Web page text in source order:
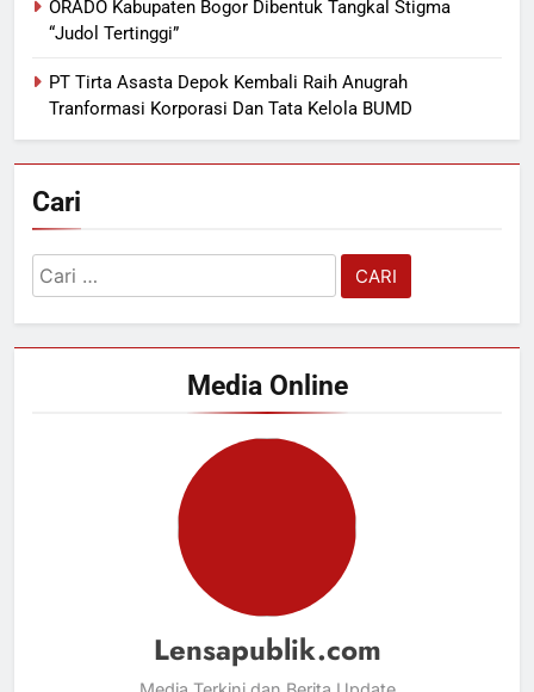
ORADO Kabupaten Bogor Dibentuk Tangkal Stigma
“Judol Tertinggi”
PT Tirta Asasta Depok Kembali Raih Anugrah
Tranformasi Korporasi Dan Tata Kelola BUMD
Cari
Cari
untuk:
Media Online
Lensapublik.com